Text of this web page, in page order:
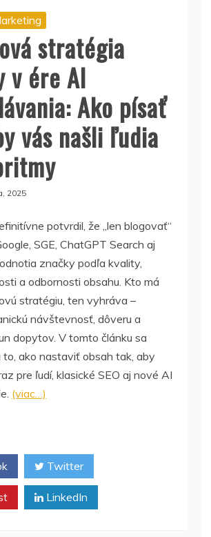
stratégia
v ére AI
Ako písať
vás našli ľudia
2025
potvrdil, že „len blogovať“
SGE, ChatGPT Search aj
značky podľa kvality,
a odbornosti obsahu. Kto má
stratégiu, ten vyhráva –
návštevnosť, dôveru a
dopytov. V tomto článku sa
to, ako nastaviť obsah tak, aby
pre ľudí, klasické SEO aj nové AI
(viac…)
Twitter
LinkedIn